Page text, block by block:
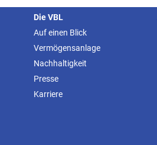
Die VBL
Auf einen Blick
Vermögensanlage
Nachhaltigkeit
Presse
Karriere